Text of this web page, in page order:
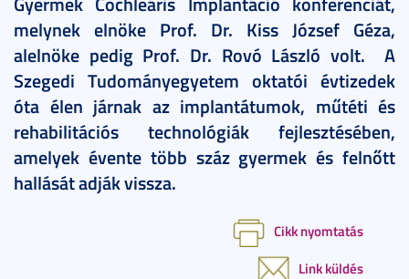
melynek elnöke Prof. Dr. Kiss József Géza,
alelnöke pedig Prof. Dr. Rovó László volt.
A
Szegedi Tudományegyetem oktatói évtizedek
óta élen járnak az implantátumok, műtéti és
rehabilitációs technológiák fejlesztésében,
amelyek évente több száz gyermek és felnőtt
hallását adják vissza.
Cikk nyomtatás
Link küldés